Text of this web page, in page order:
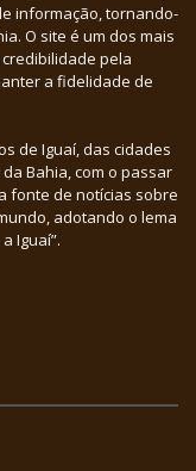
informação, tornando-
O site é um dos mais
pela
a fidelidade de
de Iguaí, das cidades
Bahia, com o passar
fonte de notícias sobre
adotando o lema
Iguaí”.